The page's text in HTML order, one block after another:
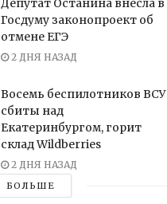
Депутат Останина внесла в
Госдуму законопроект об
отмене ЕГЭ
2 ДНЯ НАЗАД
Восемь беспилотников ВСУ
сбиты над
Екатеринбургом, горит
склад Wildberries
2 ДНЯ НАЗАД
БОЛЬШЕ